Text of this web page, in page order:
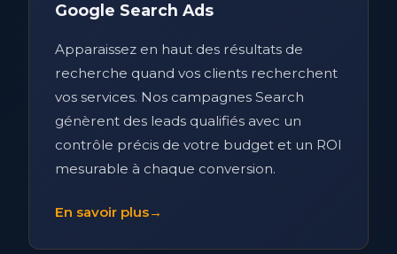
Google Search Ads
Apparaissez en haut des résultats de
recherche quand vos clients recherchent
vos services. Nos campagnes Search
génèrent des leads qualifiés avec un
contrôle précis de votre budget et un ROI
mesurable à chaque conversion.
En savoir plus→